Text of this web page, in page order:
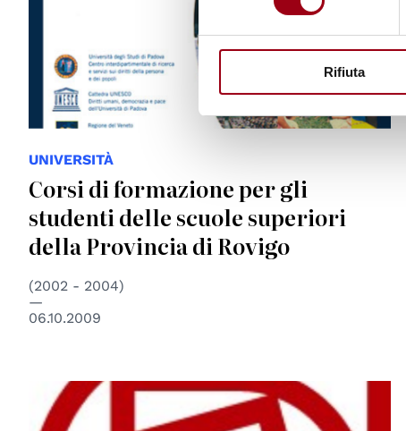
Rifiuta
UNIVERSITÀ
Corsi di formazione per gli
studenti delle scuole superiori
della Provincia di Rovigo
(2002 - 2004)
06.10.2009